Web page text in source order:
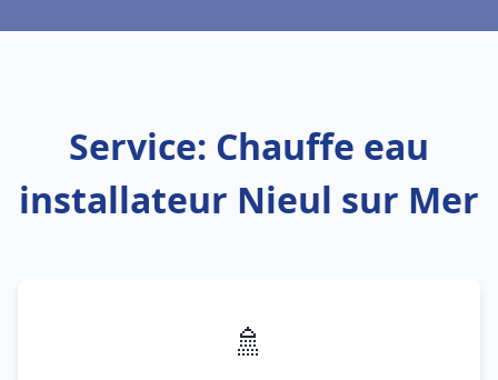
Service: Chauffe eau
installateur Nieul sur Mer
🚿